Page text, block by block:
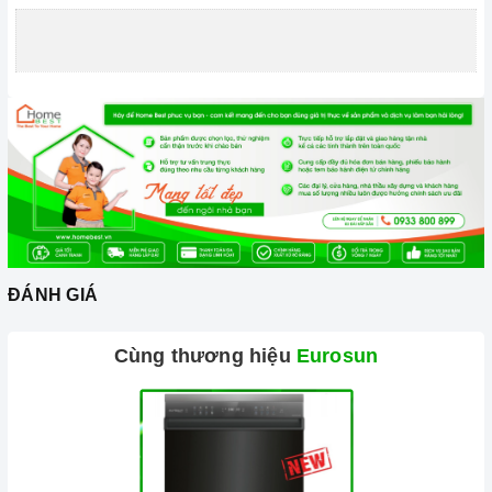
nghịch ngợm bấm lung tung làm thay đổi chương trình
nấu gây nguy hiểm.
Tính năng chống tràn tự động ngắt bếp khi nước bị
tràn đến bảng điều khiển, giúp an toàn cho người sử
ĐÁNH GIÁ
Cùng thương hiệu Eurosun